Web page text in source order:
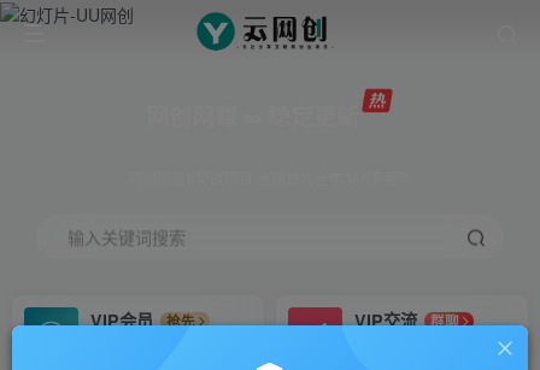
输入关键词搜索
VIP会员
抢先
VIP交流
群聊
研究探讨更多创业项目路子。